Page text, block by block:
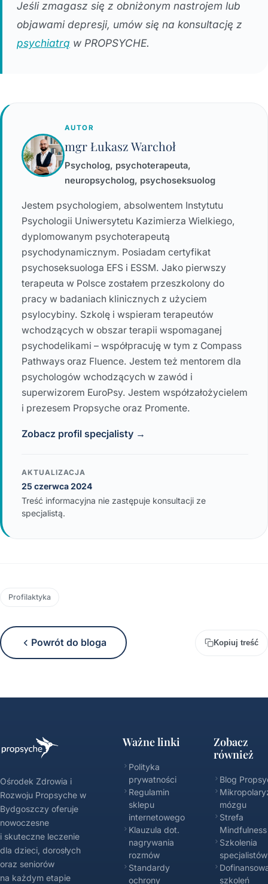
Jeśli zmagasz się z obniżonym nastrojem lub
objawami depresji, umów się na konsultację z
psychiatrą w PROPSYCHE.
AUTOR
mgr Łukasz Warchoł
Psycholog, psychoterapeuta,
neuropsycholog, psychoseksuolog
Jestem psychologiem, absolwentem Instytutu
Psychologii Uniwersytetu Kazimierza Wielkiego,
dyplomowanym psychoterapeutą
psychodynamicznym. Posiadam certyfikat
psychoseksuologa EFS i ESSM. Jako pierwszy
terapeuta w Polsce zostałem przeszkolony do
pracy w badaniach klinicznych z użyciem
psylocybiny. Szkolę i wspieram terapeutów
wchodzących w obszar terapii wspomaganej
psychodelikami – współpracuję w tym z Compass
Pathways oraz Fluence. Jestem też mentorem dla
psychologów wchodzących w zawód i
superwizorem EuroPsy. Jestem współzałożycielem
i prezesem Propsyche oraz Promente.
Zobacz profil specjalisty →
AKTUALIZACJA
25 czerwca 2024
Treść informacyjna nie zastępuje konsultacji ze
specjalistą.
Profilaktyka
Powrót do bloga Kopiuj treść
Ośrodek Zdrowia i
Rozwoju Propsyche w
Bydgoszczy oferuje
nowoczesne
i skuteczne leczenie
dla dzieci, dorosłych
oraz seniorów
na każdym etapie
Ważne linki
Polityka
prywatności
Regulamin
sklepu
internetowego
Klauzula dot.
nagrywania
rozmów
Standardy
ochrony
Zobacz
również
Blog
mózgu
Strefa
Mindfulness
Szkolenia
specjalistów
szkoleń